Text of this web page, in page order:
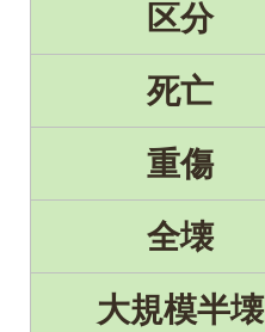
区分
死亡
重傷
全壊
大規模半壊